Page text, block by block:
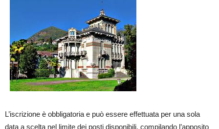
L’iscrizione è obbligatoria e può essere effettuata per una sola
data a scelta nel limite dei posti disponibili, compilando l’apposito